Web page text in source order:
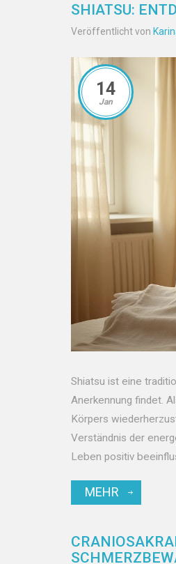
SHIATSU:
Veröffentlicht von
14
Jan
Shiatsu ist eine
Anerkennung findet.
Körpers
Verständnis der
Leben positiv
MEHR